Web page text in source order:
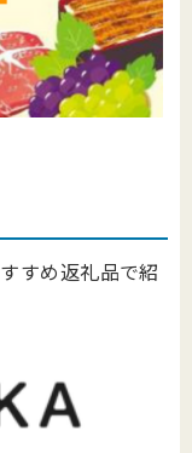
すめ返礼品で紹